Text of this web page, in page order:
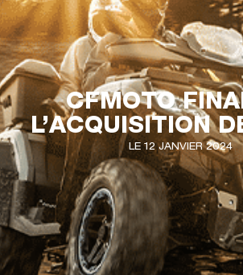
CFMOTO
L’ACQUISITION
LE 12 JANVIER 2024